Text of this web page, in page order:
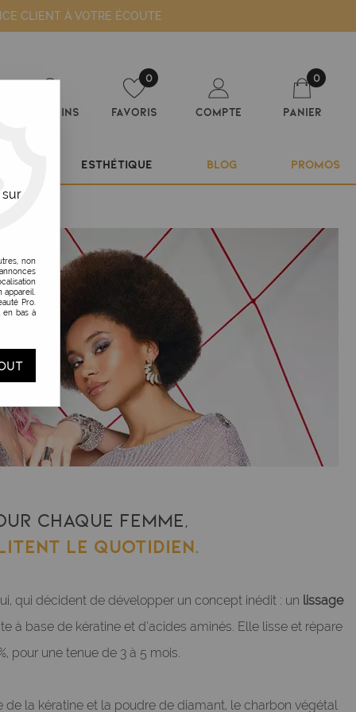
CLIENT À VOTRE ÉCOUTE
Magasins
0
Favoris Compte
0
Panier
ESTHÉTIQUE BLOG PROMOS
chaque femme,
le quotidien.
qui décident de développer un concept inédit : un lissage
à base de kératine et d’acides aminés. Elle lisse et répare
pour une tenue de 3 à 5 mois.
la kératine et la poudre de diamant, le charbon végétal
sur
non
Pro.
en bas à